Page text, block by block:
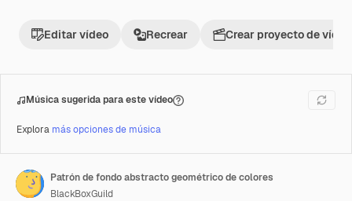
Editar vídeo Recrear Crear proyecto de vídeo
Música sugerida para este vídeo
Explora más opciones de música
Patrón de fondo abstracto geométrico de colores
BlackBoxGuild